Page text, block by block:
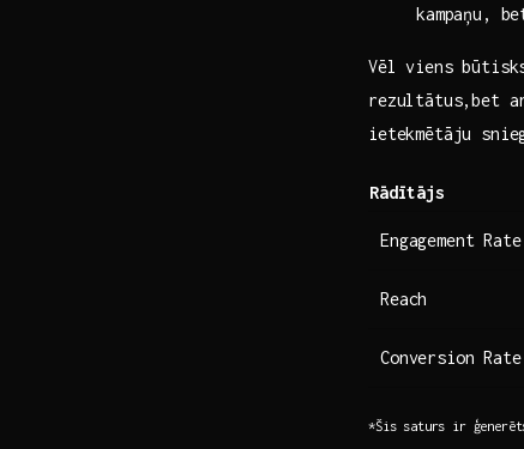
kampaņu,
Vēl ‍viens
rezultātus,bet‌
ietekmētāju
Rādītājs
Engagement Rate
Reach
Conversion Rate
*Šis saturs‌ ir